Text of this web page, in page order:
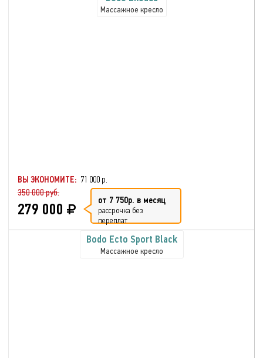
Массажное кресло
ВЫ ЭКОНОМИТЕ: 71 000 р.
350 000 руб.
279 000 от 7 750р. в месяц
рассрочка без
переплат
Bodo Ecto Sport Black
Массажное кресло